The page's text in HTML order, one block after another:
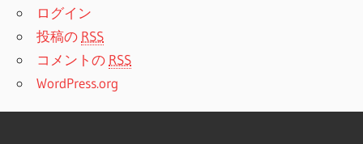
ログイン
投稿の RSS
コメントの RSS
WordPress.org